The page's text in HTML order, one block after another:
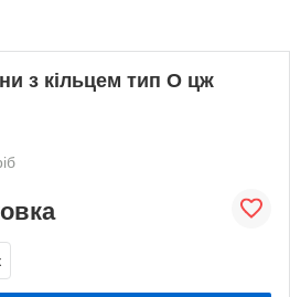
з кільцем тип О цж